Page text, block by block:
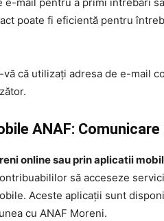
poate fi eficientă pentru
că utilizați adresa de e-mail
ANAF: Comunicare
online sau prin aplicatii
să acceseze
Aceste aplicații sunt
cu ANAF Moreni.